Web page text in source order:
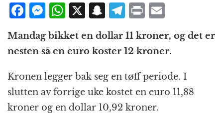
F
a
c
e
b
o
o
M
e
ss
e
n
g
e
W
h
at
s
A
p
p
X S
n
a
p
c
h
at
T
el
e
g
r
a
m
P
n
t
ai
l
Mandag bikket en dollar 11 kroner, og det er
nesten så en euro koster 12 kroner.
Kronen legger bak seg en tøff periode. I
slutten av forrige uke kostet en euro 11,88
kroner og en dollar 10,92 kroner.